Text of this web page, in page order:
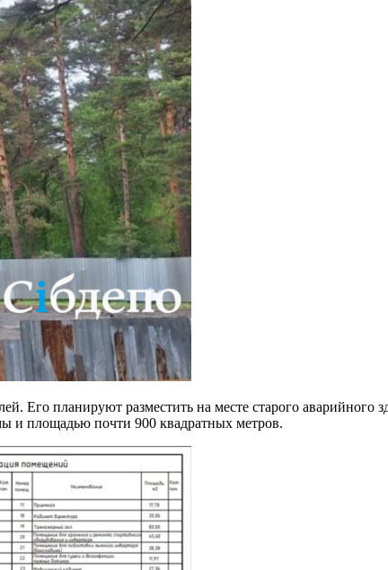
Его планируют разместить на месте старого аварийного
и площадью почти 900 квадратных метров.